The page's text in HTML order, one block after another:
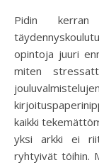
Pidin kerran
opintoja juuri
miten
kaikki
yksi arkki ei
ryhtyivät töihin.